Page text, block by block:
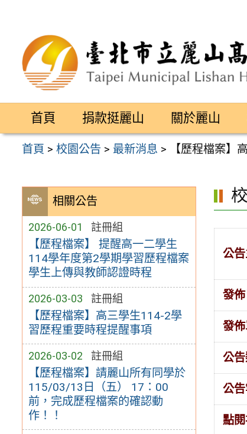
區
首頁 捐款挺麗山 關於麗山
首頁 >校園公告 > 最新消息 > 【歷程檔案】
相關公告
2026-06-01 註冊組
【歷程檔案】 提醒高一二學生
114學年度第2學期學習歷程檔案
學生上傳與教師認證時程
2026-03-03 註冊組
【歷程檔案】高三學生114-2學
習歷程重要時程提醒事項
2026-03-02 註冊組
【歷程檔案】請麗山所有同學於
115/03/13日（五） 17：00
前，完成歷程檔案的確認動
作！！
公
發
發
公
公
點